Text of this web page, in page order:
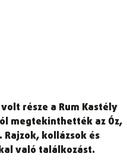
része a Rum Kastély
megtekinthették az Óz,
Rajzok, kollázsok és
való találkozást.